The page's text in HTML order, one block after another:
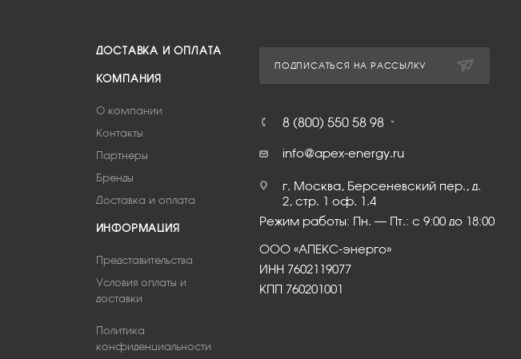
ДОСТАВКА И ОПЛАТА
КОМПАНИЯ
О компании
Контакты
Партнеры
Бренды
Доставка и оплата
ИНФОРМАЦИЯ
Представительства
Условия оплаты и
доставки
Политика
конфиденциальности
ПОДПИСАТЬСЯ НА РАССЫЛКУ
8 (800) 550 58 98
info@apex-energy.ru
г. Москва, Берсеневский пер., д.
2, стр. 1 оф. 1.4
Режим работы: Пн. – Пт.: с 9:00 до 18:00
ООО «АПЕКС-энерго»
ИНН 7602119077
КПП 760201001